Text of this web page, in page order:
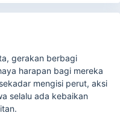
gerakan berbagi
harapan bagi mereka
mengisi perut, aksi
selalu ada kebaikan